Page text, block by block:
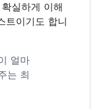
실하게 이해
트이기도 합니
얼마
는 최